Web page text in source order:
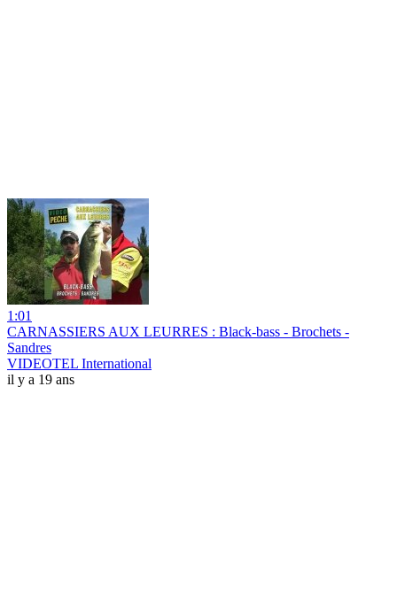
1:01
CARNASSIERS AUX LEURRES : Black-bass - Brochets -
Sandres
VIDEOTEL International
il y a 19 ans